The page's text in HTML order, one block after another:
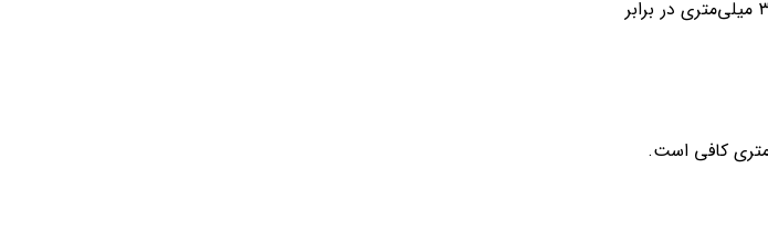
هر دو نوع فنس باید گالوانیزه گرم + PVC روکش‌دار باشند. بدون این پوشش دوگانه، حتی فنس ۳ میلی‌متری در برابر